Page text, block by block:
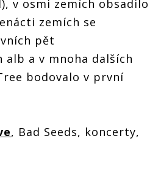
v osmi zemích obsadilo
zemích se
pět
alb a v mnoha dalších
bodovalo v první
, Bad Seeds, koncerty,